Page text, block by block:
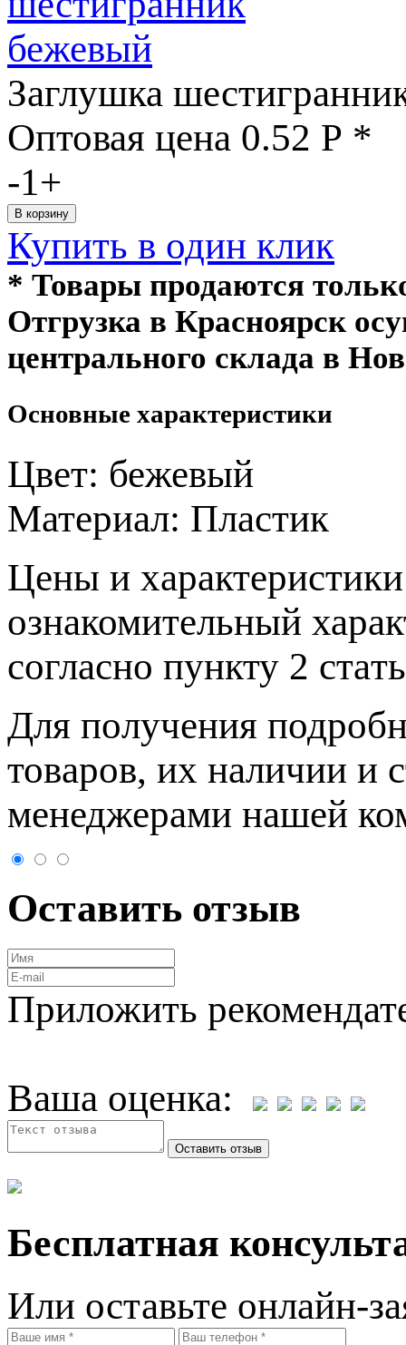
Заглушка
Оптовая цена 0.52 Р *
-1+
Купить в один клик
* Товары продаются
Отгрузка в Красноярск
центрального склада в
Основные характеристики
Цвет: бежевый
Материал: Пластик
Цeны и
ознакомительный
согласно пункту 2
Для пoлучения
товaров, их нaличии и
менеджерами нашей
Оставить отзыв
Приложить
Ваша оценка:
Бесплатная
Или оставьте онлайн-